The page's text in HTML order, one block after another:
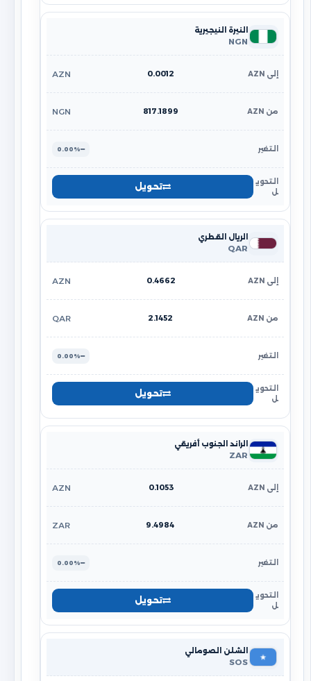
النيرة النيجيرية
NGN
0.0012
AZN
817.1899
NGN
0.00%
تحويل
الريال القطري
QAR
0.4662
AZN
2.1452
QAR
0.00%
تحويل
الراند الجنوب أفريقي
ZAR
0.1053
AZN
9.4984
ZAR
0.00%
تحويل
الشلن الصومالي
SOS